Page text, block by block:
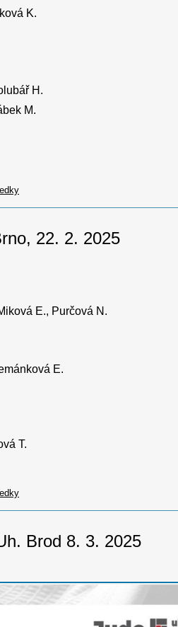
K.
H.
M.
22. 2. 2025
E., Purčová N.
E.
T.
Brod 8. 3. 2025